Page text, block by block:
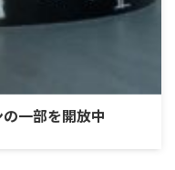
一部を開放中